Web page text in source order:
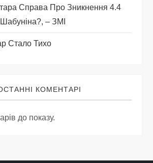
Справа Про Зникнення 4.4
– ЗМІ
Стало Тихо
КОМЕНТАРІ
до показу.